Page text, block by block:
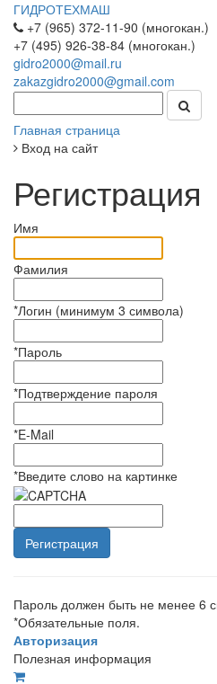
ГИДРОТЕХМАШ
+7 (965) 372-11-90 (многокан.)
+7 (495) 926-38-84 (многокан.)
gidro2000@mail.ru
zakazgidro2000@gmail.com
Главная страница
Вход на сайт
Регистрация
Имя
Фамилия
*Логин (минимум 3 символа)
*Пароль
*Подтверждение пароля
*E-Mail
*Введите слово на картинке
Пароль должен быть не менее 6
*Обязательные поля.
Авторизация
Полезная информация